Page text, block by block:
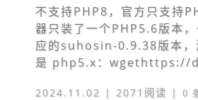
不支持PHP8，官方只支持
器只装了一个PHP5.6版本
应的suhosin-0.9.38版本，
是 php5.x：wgethttps://
2024.11.02 | 2071阅读 | 0